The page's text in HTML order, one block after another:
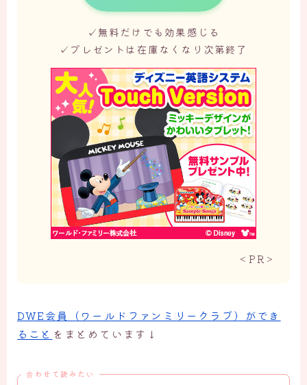
✓無料だけでも効果感じる
✓プレゼントは在庫なくなり次第終了
＜PR＞
DWE会員（ワールドファンミリークラブ）ができ
ること をまとめています↓
合わせて読みたい